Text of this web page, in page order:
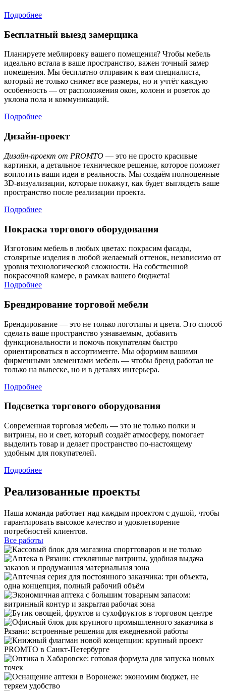
Подробнее
Бесплатный выезд замерщика
Планируете меблировку вашего помещения? Чтобы мебель
идеально встала в ваше пространство, важен точный замер
помещения. Мы бесплатно отправим к вам специалиста,
который не только снимет все размеры, но и учтёт каждую
особенность — от расположения окон, колонн и розеток до
уклона пола и коммуникаций.
Подробнее
Дизайн-проект
Дизайн-проект от PROMTO — это не просто красивые
картинки, а детальное техническое решение, которое поможет
воплотить ваши идеи в реальность. Мы создаём полноценные
3D-визуализации, которые покажут, как будет выглядеть ваше
пространство после реализации проекта.
Подробнее
Покраска торгового оборудования
Изготовим мебель в любых цветах: покрасим фасады,
столярные изделия в любой желаемый оттенок, независимо от
уровня технологической сложности. На собственной
покрасочной камере, в рамках вашего бюджета!
Подробнее
Брендирование торговой мебели
Брендирование — это не только логотипы и цвета. Это способ
сделать ваше пространство узнаваемым, добавить
функциональности и помочь покупателям быстро
ориентироваться в ассортименте. Мы оформим вашими
фирменными элементами мебель — чтобы бренд работал не
только на вывеске, но и в деталях интерьера.
Подробнее
Подсветка торгового оборудования
Современная торговая мебель — это не только полки и
витрины, но и свет, который создаёт атмосферу, помогает
выделить товар и делает пространство по-настоящему
удобным для покупателей.
Подробнее
Реализованные проекты
Наша команда работает над каждым проектом с душой, чтобы
гарантировать высокое качество и удовлетворение
потребностей клиентов.
Все работы